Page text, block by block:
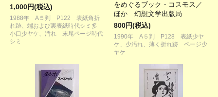
1,000円(税込)
1988年 A５判 P122 表紙角折
れ跡、端および裏表紙時代シミ多
小口少ヤケ、汚れ 末尾ページ時代
シミ
をめぐるブック・コスモス／
ほか 幻想文学出版局
800円(税込)
1990年 A５判 P128 表紙少ヤ
ケ、少汚れ、薄く折れ跡 ページ少
ヤケ